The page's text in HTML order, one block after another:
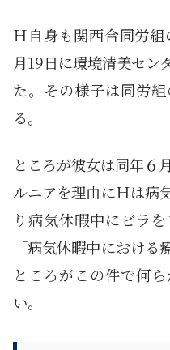
Ｈ自身も関西合同労
月19日に環境清美セン
た。その様子は同労
る。
ところが彼女は同年６
ルニアを理由にＨは病
り病気休暇中にビラ
「病気休暇中における
ところがこの件で何
い。